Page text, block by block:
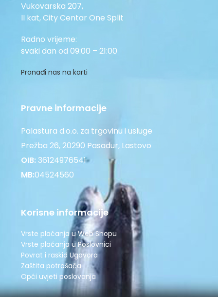
Vukovarska 207,
II kat, City Centar One Split
Radno vrijeme:
svaki dan od 09:00 – 21:00
Pronađi nas na karti
Pravne informacije
Palastura d.o.o. za trgovinu i usluge
Prežba 26, 20290 Pasadur, Lastovo
OIB:36124976541
MB:04524560
Korisne informacije
Vrste plaćanja u Web Shopu
Vrste plaćanja u Poslovnici
Povrat i raskid Ugovora
Zaštita potrošača
Opći uvjeti poslovanja